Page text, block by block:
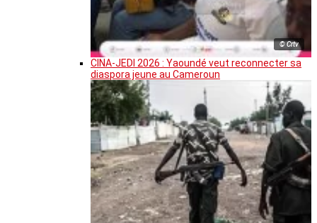
© Crtv
CINA-JEDI 2026 : Yaoundé veut reconnecter sa
diaspora jeune au Cameroun